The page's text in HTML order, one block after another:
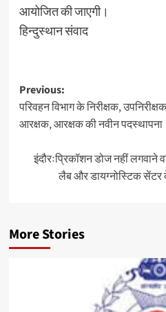
आयोजित की जाएगी।
हिन्दुस्थान संवाद
Post
navigation
Previous:
परिवहन विभाग के निरीक्षक,
आरक्षक, आरक्षक की नवीन पदस्थापना
इंदौरःप्रिकॉशन डोज नहीं लगवाने
लैब और डायग्नोस्टिक सेंटर
More Stories